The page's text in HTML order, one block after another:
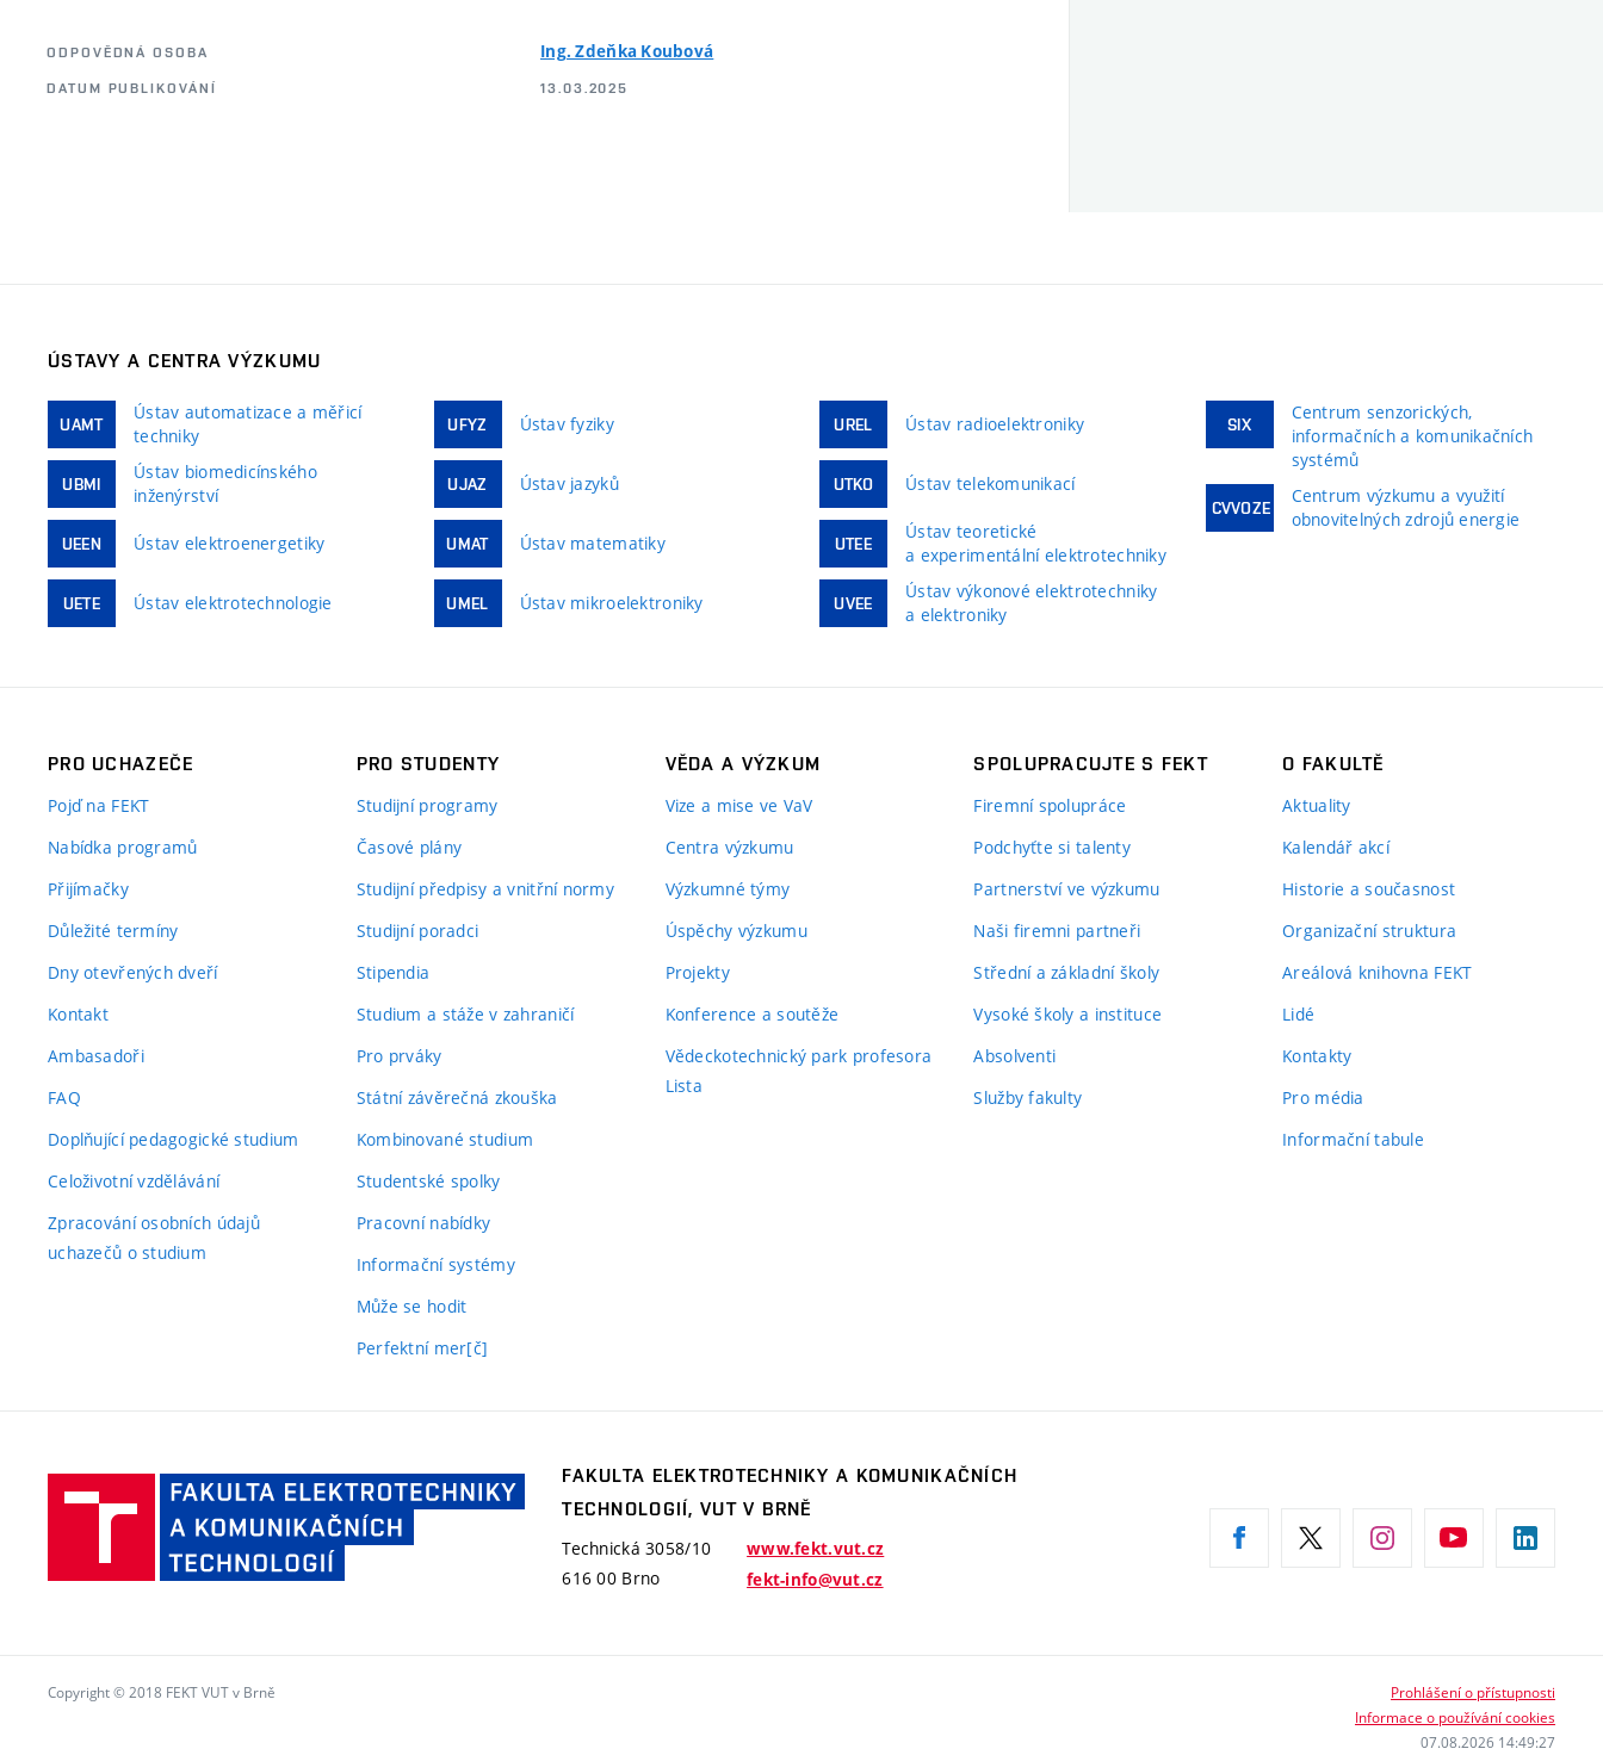
ODPOVĚDNÁ OSOBA Ing. Zdeňka Koubová
DATUM PUBLIKOVÁNÍ 13.03.2025
ÚSTAVY A CENTRA VÝZKUMU
UAMT
Ústav automatizace a měřicí
techniky
UBMI
Ústav biomedicínského
inženýrství
UEEN Ústav elektroenergetiky
UETE Ústav elektrotechnologie
UFYZ Ústav fyziky
UJAZ Ústav jazyků
UMAT Ústav matematiky
UMEL Ústav mikroelektroniky
UREL Ústav radioelektroniky
UTKO Ústav telekomunikací
UTEE
Ústav teoretické
a experimentální elektrotechniky
UVEE
Ústav výkonové elektrotechniky
a elektroniky
SIX
Centrum senzorických,
informačních a komunikačních
systémů
CVVOZE
Centrum výzkumu a využití
obnovitelných zdrojů energie
PRO UCHAZEČE
Pojď na FEKT
Nabídka programů
Přijímačky
Důležité termíny
Dny otevřených dveří
Kontakt
Ambasadoři
FAQ
Doplňující pedagogické studium
Celoživotní vzdělávání
Zpracování osobních údajů
uchazečů o studium
PRO STUDENTY
Studijní programy
Časové plány
Studijní předpisy a vnitřní normy
Studijní poradci
Stipendia
Studium a stáže v zahraničí
Pro prváky
Státní závěrečná zkouška
Kombinované studium
Studentské spolky
Pracovní nabídky
Informační systémy
Může se hodit
Perfektní mer[č]
VĚDA A VÝZKUM
Vize a mise ve VaV
Centra výzkumu
Výzkumné týmy
Úspěchy výzkumu
Projekty
Konference a soutěže
Vědeckotechnický park profesora
Lista
SPOLUPRACUJTE S FEKT
Firemní spolupráce
Podchyťte si talenty
Partnerství ve výzkumu
Naši firemni partneři
Střední a základní školy
Vysoké školy a instituce
Absolventi
Služby fakulty
O FAKULTĚ
Aktuality
Kalendář akcí
Historie a současnost
Organizační struktura
Areálová knihovna FEKT
Lidé
Kontakty
Pro média
Informační tabule
Fakulta
elektrotechniky
a komunikačních
technologií,
FAKULTA ELEKTROTECHNIKY A KOMUNIKAČNÍCH
TECHNOLOGIÍ, VUT V BRNĚ
Technická 3058/10
616 00 Brno
www.fekt.vut.cz
fekt-info@vut.cz
Copyright © 2018 FEKT VUT v Brně
Prohlášení o přístupnosti
Informace o používání cookies
07.08.2026 14:49:27